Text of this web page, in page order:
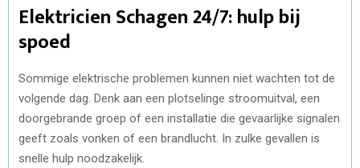
Elektricien Schagen 24/7: hulp bij
spoed
Sommige elektrische problemen kunnen niet wachten tot de
volgende dag. Denk aan een plotselinge stroomuitval, een
doorgebrande groep of een installatie die gevaarlijke signalen
geeft zoals vonken of een brandlucht. In zulke gevallen is
snelle hulp noodzakelijk.